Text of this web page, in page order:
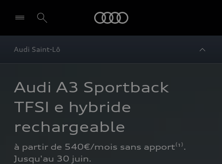
Audi Saint-Lô
Audi A3 Sportback
TFSI e hybride
rechargeable
à partir de 540€/mois sans apport⁽¹⁾.
Jusqu'au 30 juin.